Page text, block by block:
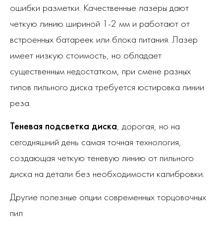
ошибки разметки. Качественные лазеры дают
четкую линию шириной 1-2 мм и работают от
встроенных батареек или блока питания. Лазер
имеет низкую стоимость, но обладает
существенным недостатком, при смене разных
типов пильного диска требуется юстировка линии
реза.
Теневая подсветка диска, дорогая, но на
сегодняшний день самая точная технология,
создающая четкую теневую линию от пильного
диска на детали без необходимости калибровки.
Другие полезные опции современных торцовочных
пил